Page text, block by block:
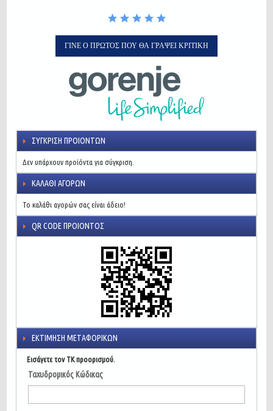
ΓΊΝΕ Ο ΠΡΏΤΟΣ ΠΟΥ ΘΑ ΓΡΆΨΕΙ ΚΡΙΤΙΚΉ
ΣΎΓΚΡΙΣΗ ΠΡΟΙΌΝΤΩΝ
Δεν υπάρχουν προϊόντα για σύγκριση.
ΚΑΛΆΘΙ ΑΓΟΡΏΝ
Το καλάθι αγορών σας είναι άδειο!
QR CODE ΠΡΟΙΌΝΤΟΣ
ΕΚΤΊΜΗΣΗ ΜΕΤΑΦΟΡΙΚΏΝ
Εισάγετε τον ΤΚ προορισμού.
Ταχυδρομικός Κώδικας